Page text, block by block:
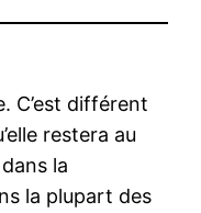
C’est différent
restera au
la
la plupart des